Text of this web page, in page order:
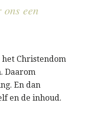
een
Christendom
Daarom
En dan
en de inhoud.